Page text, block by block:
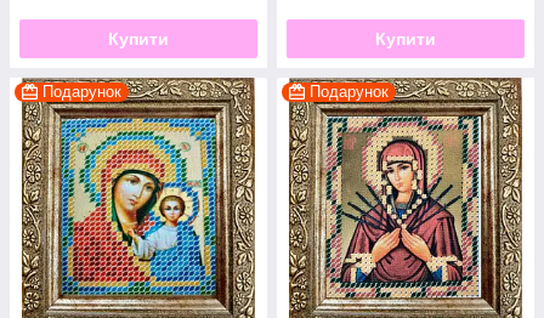
Купити Купити
Подарунок Подарунок